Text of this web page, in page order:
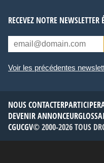
RECEVEZ NOTRE
Voir les précédentes
NOUS CONTACTERPARTICIPER
DEVENIR ANNONCEUR
CGUCGV© 2000-2026 TOUS